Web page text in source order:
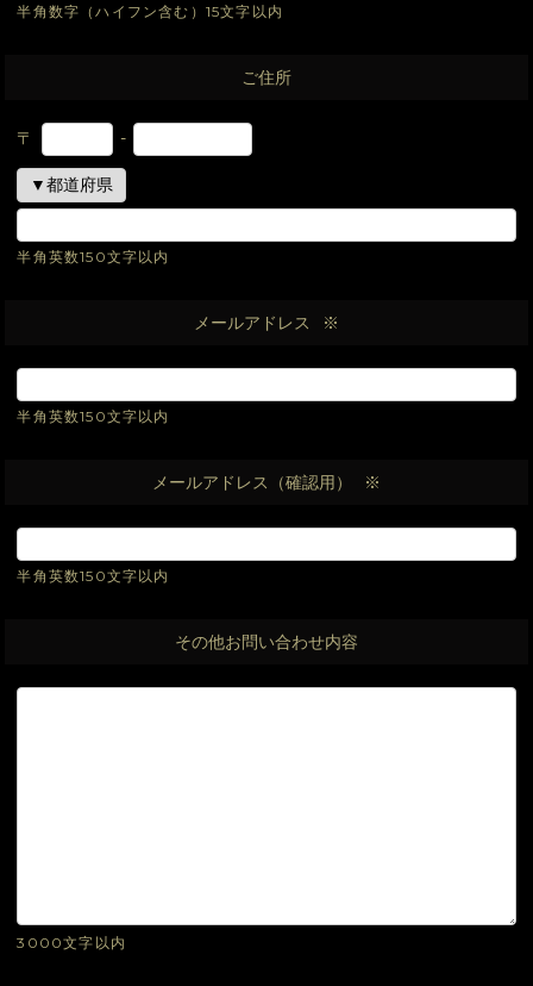
半角数字（ハイフン含む）15文字以内
ご住所
〒 -
半角英数150文字以内
メールアドレス ※
半角英数150文字以内
メールアドレス（確認用） ※
半角英数150文字以内
その他お問い合わせ内容
3000文字以内